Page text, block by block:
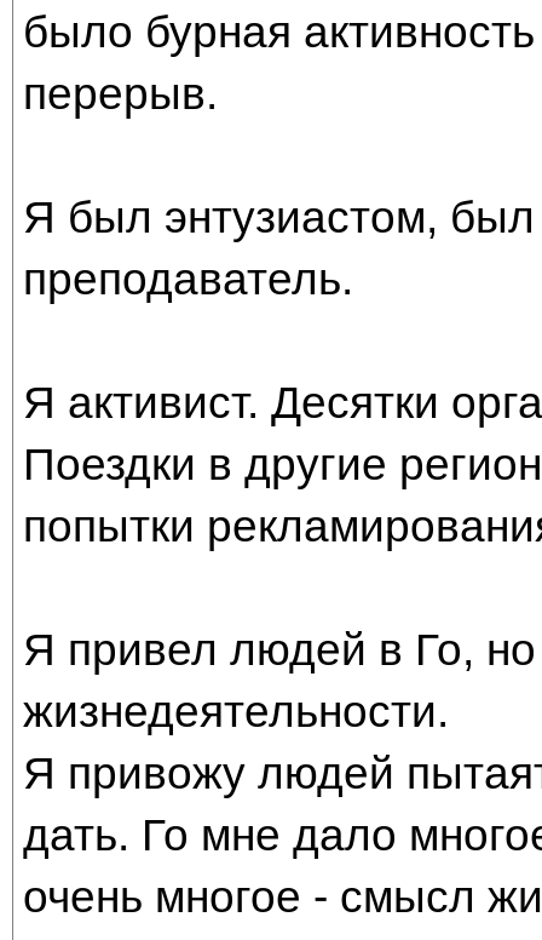
было бурная
перерыв.
Я был энтузиастом, был
преподаватель.
Я активист. Десятки
Поездки в другие
попытки
Я привел людей в Го, но
жизнедеятельности.
Я привожу людей
дать. Го мне дало
очень многое - смысл